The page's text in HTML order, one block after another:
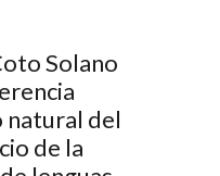
Solano
natural del
de la